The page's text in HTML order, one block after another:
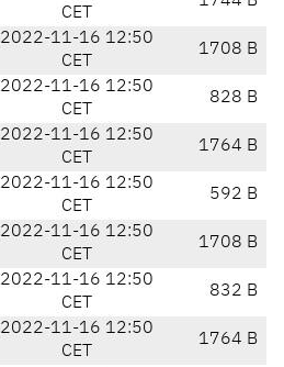
CET
2022-11-16 12:50
CET
1708 B
2022-11-16 12:50
CET
828 B
2022-11-16 12:50
CET
1764 B
2022-11-16 12:50
CET
592 B
2022-11-16 12:50
CET
1708 B
2022-11-16 12:50
CET
832 B
2022-11-16 12:50
CET
1764 B